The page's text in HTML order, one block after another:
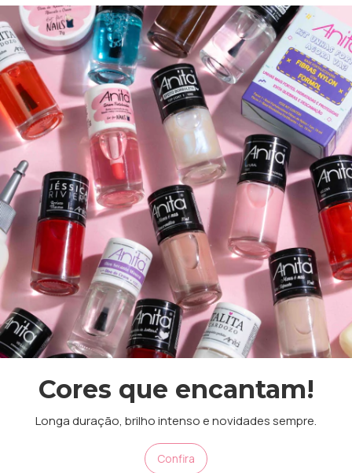
Cores que encantam!
Longa duração, brilho intenso e novidades sempre.
Confira